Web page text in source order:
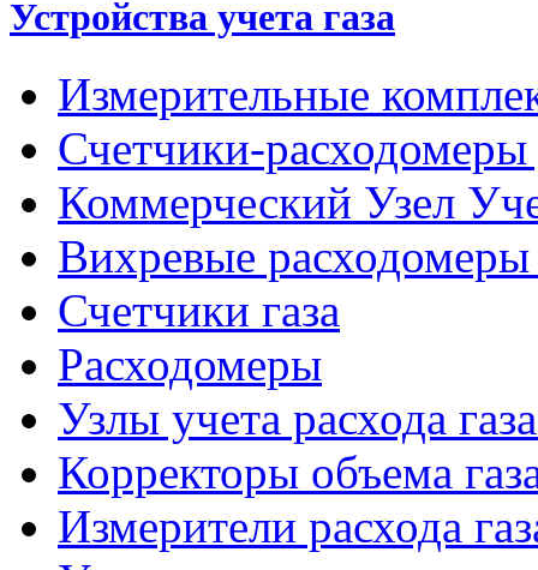
Устройства учета газа
Измерительные
Счетчики-расходомеры
Коммерческий Узел
Вихревые расходомеры
Счетчики газа
Расходомеры
Узлы учета расхода
Корректоры объема
Измерители расхода